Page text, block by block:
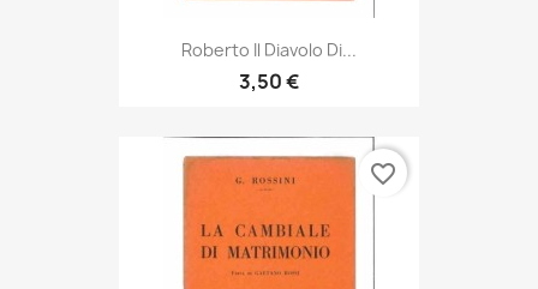
Roberto Il Diavolo Di...
3,50 €
favorite_border